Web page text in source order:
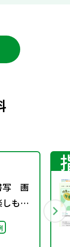
写 画
もう
で深
けた